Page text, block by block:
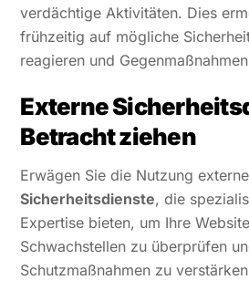
verdächtige Aktivitäten. Dies
frühzeitig auf mögliche
reagieren und
Externe
Betracht ziehen
Erwägen Sie die Nutzung
Sicherheitsdienste, die
Expertise bieten, um Ihre
Schwachstellen zu überprüfen
Schutzmaßnahmen zu